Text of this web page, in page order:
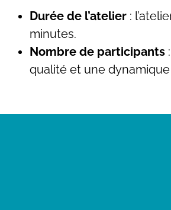
Durée de l’atelier :
minutes.
Nombre de participants
qualité et une